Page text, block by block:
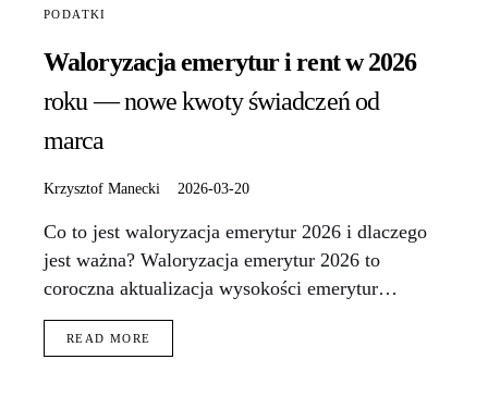
PODATKI
Waloryzacja emerytur i rent w 2026
roku — nowe kwoty świadczeń od
marca
Krzysztof Manecki 2026-03-20
Co to jest waloryzacja emerytur 2026 i dlaczego
jest ważna? Waloryzacja emerytur 2026 to
coroczna aktualizacja wysokości emerytur…
READ MORE